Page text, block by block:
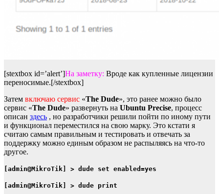
[stextbox id=’alert’]На заметку: Вроде как купленные лицензии
переносимые.[/stextbox]
Затем включаю сервис «The Dude», это ранее можно было
сервис «The Dude» развернуть на Ubuntu Precise, процесс
описан здесь , но разработчики решили пойти по иному пути
и функционал переместился на свою марку. Это кстати я
считаю самым правильным и тестировать и отвечать за
поддержку можно единым образом не распыляясь на что-то
другое.
[admin@MikroTik] > dude set enabled=yes
[admin@MikroTik] > dude print